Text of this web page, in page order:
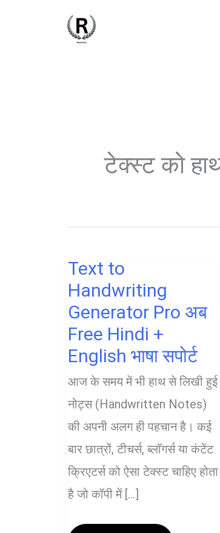
टेक्स्ट को
Text to
Handwriting
Generator Pro अब
Free Hindi +
English भाषा सपोर्ट
आज के समय में भी हाथ से लिखी हुई
नोट्स (Handwritten Notes)
की अपनी अलग ही पहचान है। कई
बार छात्रों, टीचर्स, ब्लॉगर्स या कंटेंट
क्रिएटर्स को ऐसा टेक्स्ट चाहिए होता
है जो कॉपी में […]